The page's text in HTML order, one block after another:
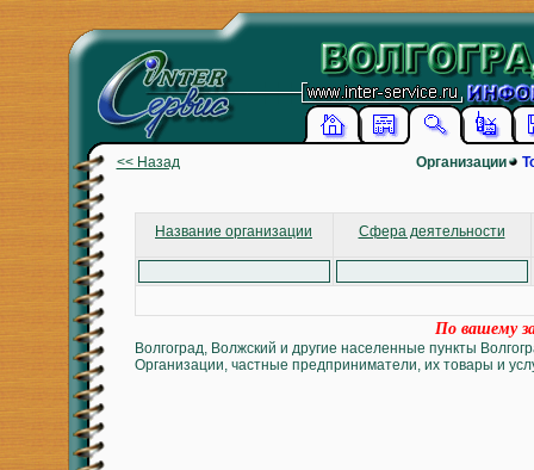
<< Назад Организации
Название организации Сфера деятельности
По вашему
Волгоград, Волжский и другие населенные пункты
Организации, частные предприниматели, их товары и